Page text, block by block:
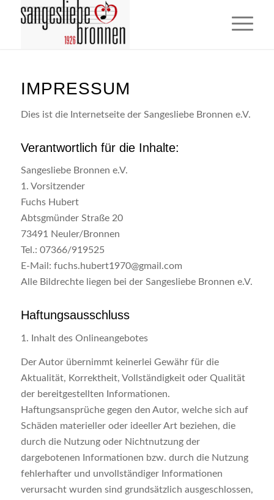
IMPRESSUM
Dies ist die Internetseite der Sangesliebe Bronnen e.V.
Verantwortlich für die Inhalte:
Sangesliebe Bronnen e.V.
1. Vorsitzender
Fuchs Hubert
Abtsgmünder Straße 20
73491 Neuler/Bronnen
Tel.: 07366/919525
E-Mail: fuchs.hubert1970@gmail.com
Alle Bildrechte liegen bei der Sangesliebe Bronnen e.V.
Haftungsausschluss
1. Inhalt des Onlineangebotes
Der Autor übernimmt keinerlei Gewähr für die
Aktualität, Korrektheit, Vollständigkeit oder Qualität
der bereitgestellten Informationen.
Haftungsansprüche gegen den Autor, welche sich auf
Schäden materieller oder ideeller Art beziehen, die
durch die Nutzung oder Nichtnutzung der
dargebotenen Informationen bzw. durch die Nutzung
fehlerhafter und unvollständiger Informationen
verursacht wurden sind grundsätzlich ausgeschlossen,